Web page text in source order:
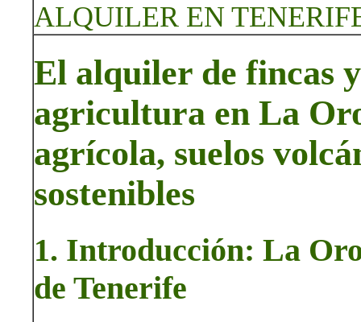
ALQUILER EN
El alquiler de fincas
agricultura en La
agrícola, suelos
sostenibles
1. Introducción: La
de Tenerife